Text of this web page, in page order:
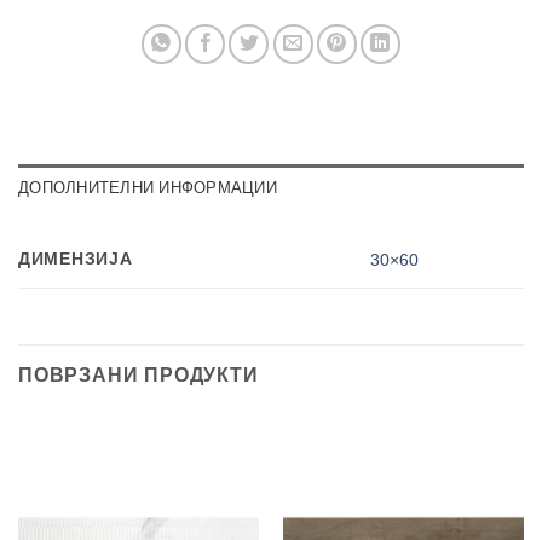
ДОПОЛНИТЕЛНИ ИНФОРМАЦИИ
ДИМЕНЗИЈА 30×60
ПОВРЗАНИ ПРОДУКТИ